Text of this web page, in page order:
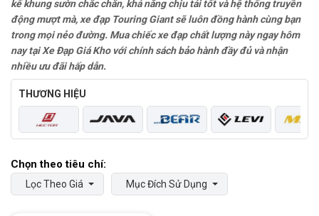
kế khung sườn chắc chắn, khả năng chịu tải tốt và hệ thống truyền
động mượt mà, xe đạp Touring Giant sẽ luôn đồng hành cùng bạn
trong mọi nẻo đường. Mua chiếc xe đạp chất lượng này ngay hôm
nay tại Xe Đạp Giá Kho với chính sách bảo hành đầy đủ và nhận
nhiều ưu đãi hấp dẫn.
THƯƠNG HIỆU
Lọc Theo Giá Mục Đích Sử Dụng